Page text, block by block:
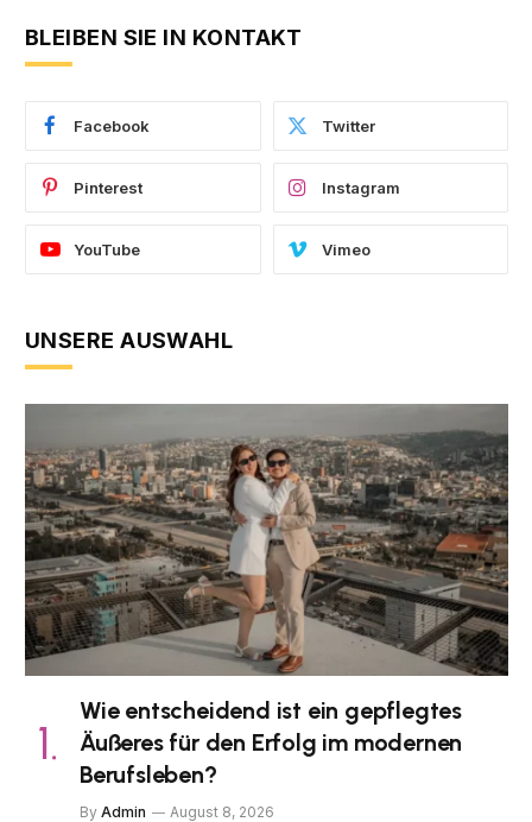
BLEIBEN SIE IN KONTAKT
Facebook Twitter
Pinterest Instagram
YouTube Vimeo
UNSERE AUSWAHL
Wie entscheidend ist ein gepflegtes
Äußeres für den Erfolg im modernen
Berufsleben?
By Admin August 8, 2026